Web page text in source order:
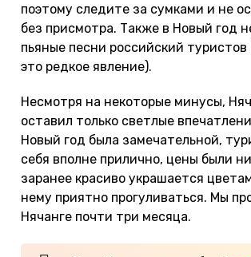
поэтому следите за сумками и не
без присмотра. Также в Новый год
пьяные песни российский
это редкое явление).
Несмотря на некоторые минусы,
оставил только светлые
Новый год была замечательной,
себя вполне прилично, цены были
заранее красиво украшается
нему приятно прогуливаться. Мы
Нячанге почти три месяца.